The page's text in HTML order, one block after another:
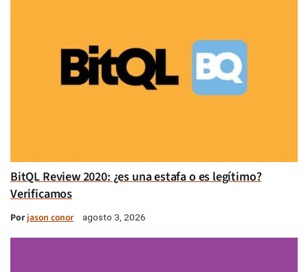
BitQL Review 2020: ¿es una estafa o es legítimo?
Verificamos
Porjason conor agosto 3, 2026